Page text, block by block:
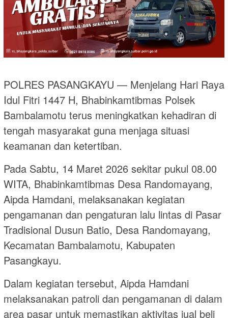
POLRES PASANGKAYU — Menjelang Hari Raya
Idul Fitri 1447 H, Bhabinkamtibmas Polsek
Bambalamotu terus meningkatkan kehadiran di
tengah masyarakat guna menjaga situasi
keamanan dan ketertiban.
Pada Sabtu, 14 Maret 2026 sekitar pukul 08.00
WITA, Bhabinkamtibmas Desa Randomayang,
Aipda Hamdani, melaksanakan kegiatan
pengamanan dan pengaturan lalu lintas di Pasar
Tradisional Dusun Batio, Desa Randomayang,
Kecamatan Bambalamotu, Kabupaten
Pasangkayu.
Dalam kegiatan tersebut, Aipda Hamdani
melaksanakan patroli dan pengamanan di dalam
area pasar untuk memastikan aktivitas jual beli